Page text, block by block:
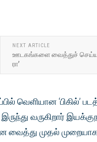
NEXT ARTICLE
ஊடகங்களை வைத்துச் செய்யும்
ரா’
வெளியான ‘பிகில்’
வருகிறார்
வைத்து முதல்